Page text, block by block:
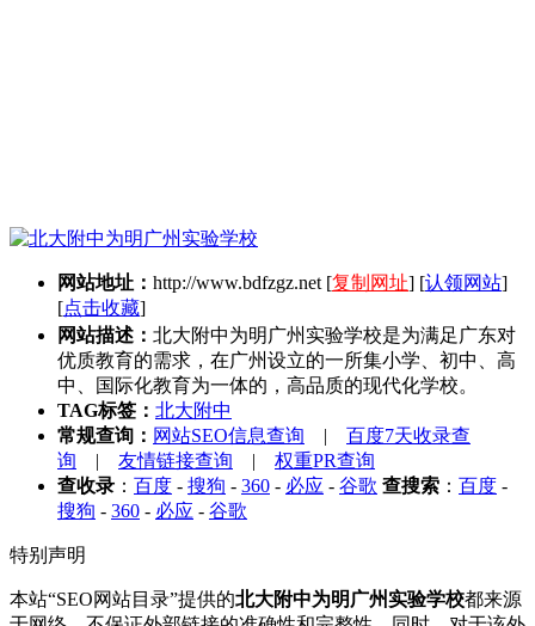
网站地址： http://www.bdfzgz.net [复制网址] [认领网站]
[点击收藏]
网站描述： 北大附中为明广州实验学校是为满足广东对
优质教育的需求，在广州设立的一所集小学、初中、高
中、国际化教育为一体的，高品质的现代化学校。
TAG标签： 北大附中
常规查询： 网站SEO信息查询 | 百度7天收录查
询 | 友情链接查询 | 权重PR查询
查收录 ： 百度 - 搜狗 - 360 - 必应 - 谷歌 查搜索 ： 百度 -
搜狗 - 360 - 必应 - 谷歌
特别声明
本站“SEO网站目录”提供的北大附中为明广州实验学校都来源